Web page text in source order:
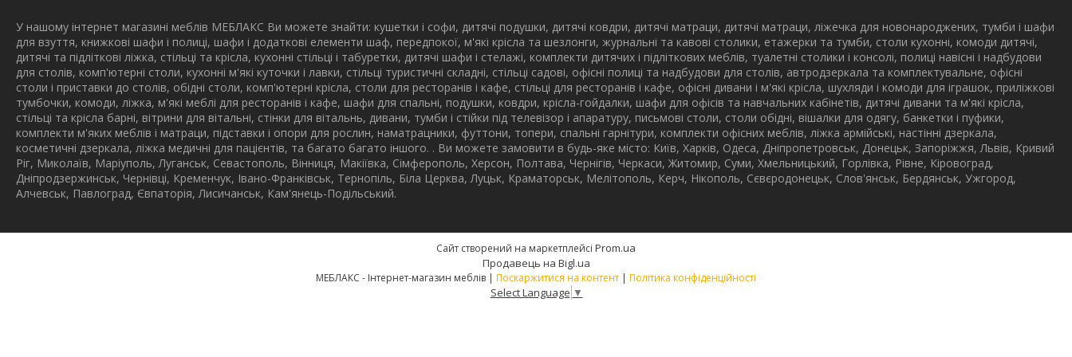
У нашому інтернет магазині меблів МЕБЛАКС Ви можете знайти: кушетки і софи, дитячі подушки, дитячі ковдри, дитячі матраци, дитячі матраци, ліжечка для новонароджених, тумби і шафи
для взуття, книжкові шафи і полиці, шафи і додаткові елементи шаф, передпокої, м'які крісла та шезлонги, журнальні та кавові столики, етажерки та тумби, столи кухонні, комоди дитячі,
дитячі та підліткові ліжка, стільці та крісла, кухонні стільці і табуретки, дитячі шафи і стелажі, комплекти дитячих і підліткових меблів, туалетні столики і консолі, полиці навісні і надбудови
для столів, комп'ютерні столи, кухонні м'які куточки і лавки, стільці туристичні складні, стільці садові, офісні полиці та надбудови для столів, автродзеркала та комплектувальне, офісні
столи і приставки до столів, обідні столи, комп'ютерні крісла, столи для ресторанів і кафе, стільці для ресторанів і кафе, офісні дивани і м'які крісла, шухляди і комоди для іграшок, приліжкові
тумбочки, комоди, ліжка, м'які меблі для ресторанів і кафе, шафи для спальні, подушки, ковдри, крісла-гойдалки, шафи для офісів та навчальних кабінетів, дитячі дивани та м'які крісла,
стільці та крісла барні, вітрини для вітальні, стінки для вітальнь, дивани, тумби і стійки під телевізор і апаратуру, письмові столи, столи обідні, вішалки для одягу, банкетки і пуфики,
комплекти м'яких меблів і матраци, підставки і опори для рослин, наматрацники, футтони, топери, спальні гарнітури, комплекти офісних меблів, ліжка армійські, настінні дзеркала,
косметичні дзеркала, ліжка медичні для пацієнтів, та багато багато іншого. . Ви можете замовити в будь-яке місто: Київ, Харків, Одеса, Дніпропетровськ, Донецьк, Запоріжжя, Львів, Кривий
Ріг, Миколаїв, Маріуполь, Луганськ, Севастополь, Вінниця, Макіївка, Сімферополь, Херсон, Полтава, Чернігів, Черкаси, Житомир, Суми, Хмельницький, Горлівка, Рівне, Кіровоград,
Дніпродзержинськ, Чернівці, Кременчук, Івано-Франківськ, Тернопіль, Біла Церква, Луцьк, Краматорськ, Мелітополь, Керч, Нікополь, Сєвєродонецьк, Слов'янськ, Бердянськ, Ужгород,
Алчевськ, Павлоград, Євпаторія, Лисичанськ, Кам'янець-Подільський.
Сайт створений на маркетплейсі Prom.ua
Продавець на Bigl.ua
МЕБЛАКС - Інтернет-магазин меблів | Поскаржитися на контент | Політика конфіденційності
Select Language ▼